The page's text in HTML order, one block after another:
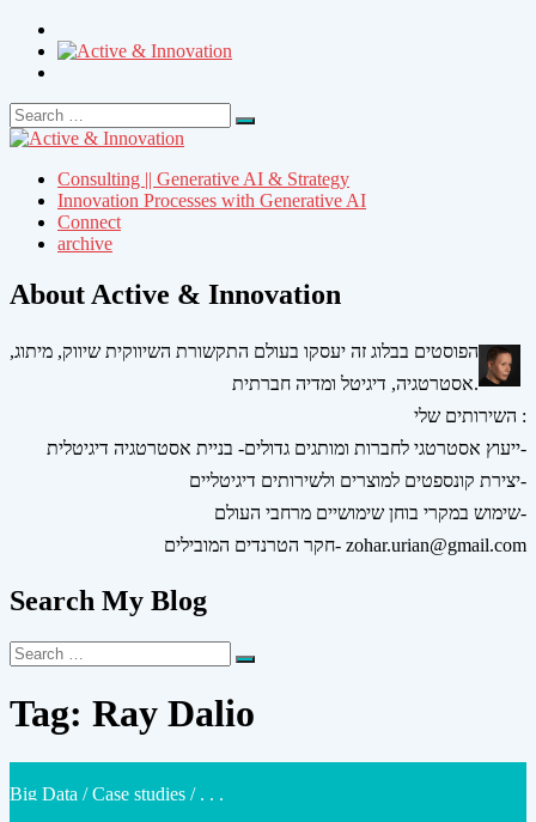
Search
for:
Search
Consulting || Generative AI & Strategy
Innovation Processes with Generative AI
Connect
archive
About Active & Innovation
הפוסטים בבלוג זה יעסקו בעולם התקשורת השיווקית שיווק, מיתוג,
אסטרטגיה, דיגיטל ומדיה חברתית.
השירותים שלי :
ייעוץ אסטרטגי לחברות ומותגים גדולים- בניית אסטרטגיה דיגיטלית-
יצירת קונספטים למוצרים ולשירותים דיגיטליים-
שימוש במקרי בוחן שימושיים מרחבי העולם-
חקר הטרנדים המובילים- zohar.urian@gmail.com
Search My Blog
Search
for:
Search
Tag: Ray Dalio
Posted
Big Data /Case studies / . . .